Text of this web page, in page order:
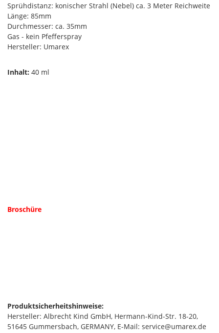
Sprühdistanz: konischer Strahl (Nebel) ca. 3 Meter Reichweite
Länge: 85mm
Durchmesser: ca. 35mm
Gas - kein Pfefferspray
Hersteller: Umarex
Inhalt: 40 ml
Broschüre
Produktsicherheitshinweise:
Hersteller: Albrecht Kind GmbH, Hermann-Kind-Str. 18-20,
51645 Gummersbach, GERMANY, E-Mail: service@umarex.de